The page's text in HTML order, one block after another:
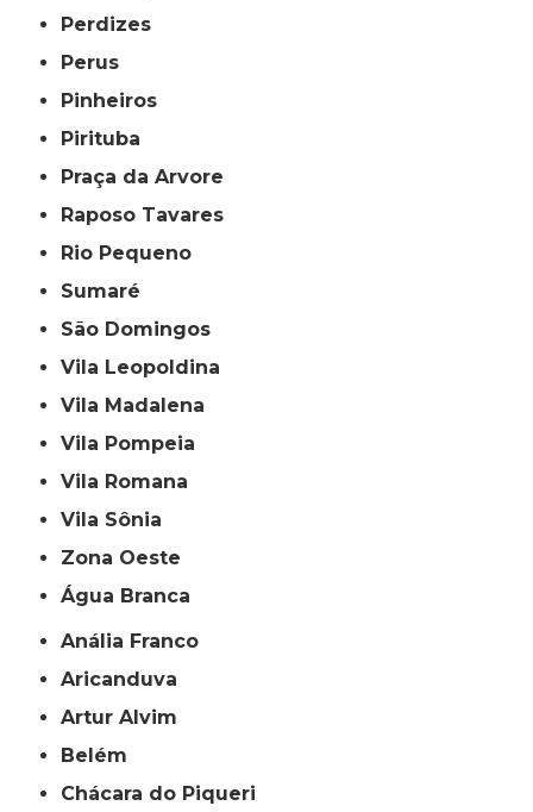
Perdizes
Perus
Pinheiros
Pirituba
Praça da Arvore
Raposo Tavares
Rio Pequeno
Sumaré
São Domingos
Vila Leopoldina
Vila Madalena
Vila Pompeia
Vila Romana
Vila Sônia
Zona Oeste
Água Branca
Anália Franco
Aricanduva
Artur Alvim
Belém
Chácara do Piqueri